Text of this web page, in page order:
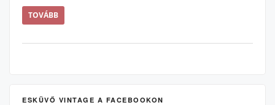
TOVÁBB
ESKÜVŐ VINTAGE A FACEBOOKON